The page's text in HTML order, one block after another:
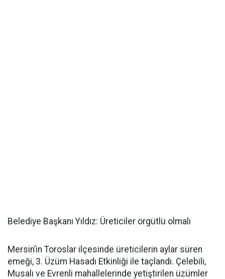
Belediye Başkanı Yıldız: Üreticiler örgütlü olmalı
Mersin’in Toroslar ilçesinde üreticilerin aylar süren
emeği, 3. Üzüm Hasadı Etkinliği ile taçlandı. Çelebili,
Musalı ve Evrenli mahallelerinde yetiştirilen üzümler